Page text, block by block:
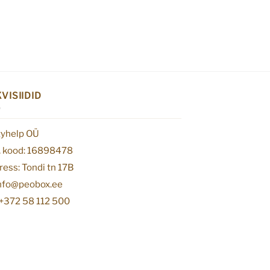
OÜ
kood: 16898478
Tondi tn 17B
58 112 500